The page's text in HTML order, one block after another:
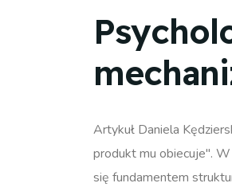
Artykuł Daniela
produkt mu obiecuje". W
się fundamentem